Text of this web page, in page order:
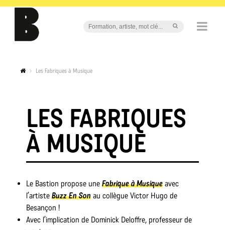
Les Fabriques à Musique
LES FABRIQUES
À MUSIQUE
Le Bastion propose uneFabrique à Musique avec
l’artisteBuzz En Son au collègue Victor Hugo de
Besançon !
Avec l’implication de Dominick Deloffre, professeur de